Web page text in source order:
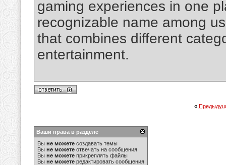
gaming experiences in one
recognizable name among
that combines different
entertainment.
«
Ваши права в разделе
Вы не можете создавать темы
Вы не можете отвечать на сообщения
Вы не можете прикреплять файлы
Вы не можете редактировать сообщения